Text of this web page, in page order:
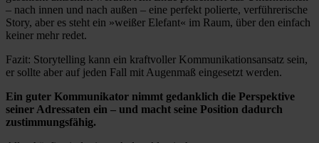
– nach innen und nach außen – eine perfekt polierte, verführerische
Story, aber es steht ein »weißer Elefant« im Raum, über den einfach
keiner mehr redet.
Fazit: Storytelling kann ein kraftvoller Kommunikationsansatz sein,
er sollte aber auf jeden Fall mit Augenmaß eingesetzt werden.
Ein guter Kommunikator nimmt gedanklich die Perspektive
seiner Adressaten ein – und macht seine Position dadurch
zustimmungsfähig.